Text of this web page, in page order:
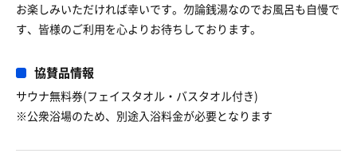
お楽しみいただければ幸いです。勿論銭湯なのでお風呂も自慢で
す、皆様のご利用を心よりお待ちしております。
協賛品情報
サウナ無料券(フェイスタオル・バスタオル付き)
※公衆浴場のため、別途入浴料金が必要となります